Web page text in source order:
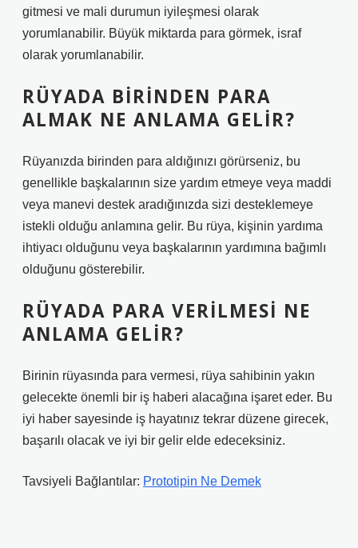
gitmesi ve mali durumun iyileşmesi olarak
yorumlanabilir. Büyük miktarda para görmek, israf
olarak yorumlanabilir.
RÜYADA BIRINDEN PARA
ALMAK NE ANLAMA GELIR?
Rüyanızda birinden para aldığınızı görürseniz, bu
genellikle başkalarının size yardım etmeye veya maddi
veya manevi destek aradığınızda sizi desteklemeye
istekli olduğu anlamına gelir. Bu rüya, kişinin yardıma
ihtiyacı olduğunu veya başkalarının yardımına bağımlı
olduğunu gösterebilir.
RÜYADA PARA VERILMESI NE
ANLAMA GELIR?
Birinin rüyasında para vermesi, rüya sahibinin yakın
gelecekte önemli bir iş haberi alacağına işaret eder. Bu
iyi haber sayesinde iş hayatınız tekrar düzene girecek,
başarılı olacak ve iyi bir gelir elde edeceksiniz.
Tavsiyeli Bağlantılar: Prototipin Ne Demek